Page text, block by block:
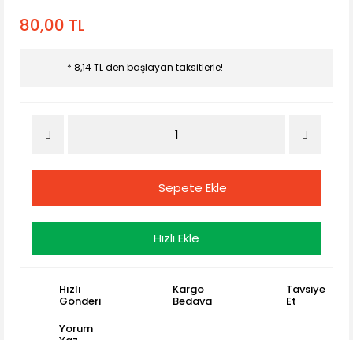
80,00 TL
* 8,14 TL den başlayan taksitlerle!
Sepete Ekle
Hızlı Ekle
Hızlı
Gönderi
Kargo
Bedava
Tavsiye
Et
Yorum